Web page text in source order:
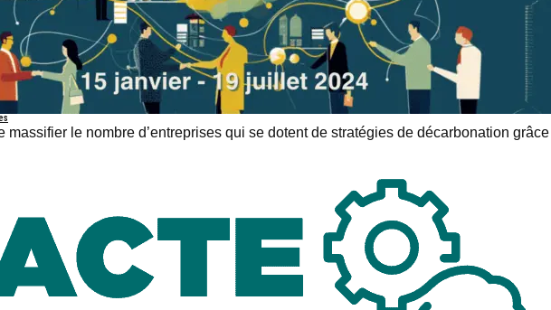
le nombre d’entreprises qui se dotent de stratégies de décarbonation